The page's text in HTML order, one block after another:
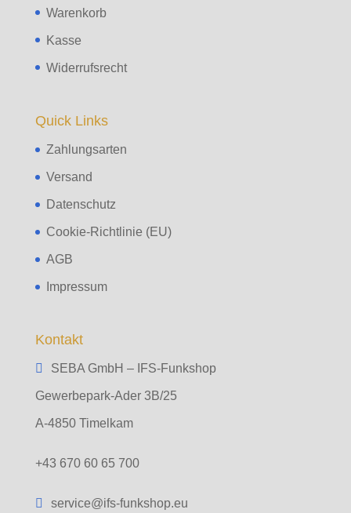
Warenkorb
Kasse
Widerrufsrecht
Quick Links
Zahlungsarten
Versand
Datenschutz
Cookie-Richtlinie (EU)
AGB
Impressum
Kontakt
SEBA GmbH – IFS-Funkshop
Gewerbepark-Ader 3B/25
A-4850 Timelkam
+43 670 60 65 700
service@ifs-funkshop.eu